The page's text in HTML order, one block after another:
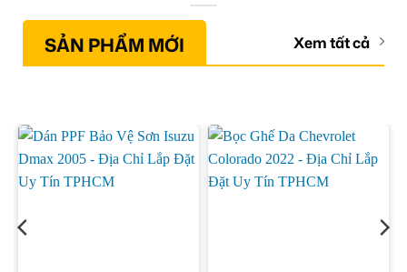
SẢN PHẨM MỚI Xem tất cả